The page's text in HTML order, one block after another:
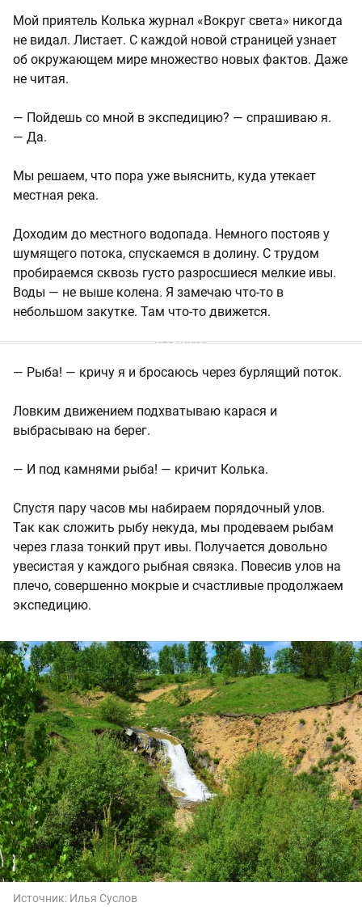
Мой приятель Колька журнал «Вокруг света» никогда
не видал. Листает. С каждой новой страницей узнает
об окружающем мире множество новых фактов. Даже
не читая.
— Пойдешь со мной в экспедицию? — спрашиваю я.
— Да.
Мы решаем, что пора уже выяснить, куда утекает
местная река.
Доходим до местного водопада. Немного постояв у
шумящего потока, спускаемся в долину. С трудом
пробираемся сквозь густо разросшиеся мелкие ивы.
Воды — не выше колена. Я замечаю что-то в
небольшом закутке. Там что-то движется.
— Рыба! — кричу я и бросаюсь через бурлящий поток.
Ловким движением подхватываю карася и
выбрасываю на берег.
— И под камнями рыба! — кричит Колька.
Спустя пару часов мы набираем порядочный улов.
Так как сложить рыбу некуда, мы продеваем рыбам
через глаза тонкий прут ивы. Получается довольно
увесистая у каждого рыбная связка. Повесив улов на
плечо, совершенно мокрые и счастливые продолжаем
экспедицию.
Источник: Илья Суслов